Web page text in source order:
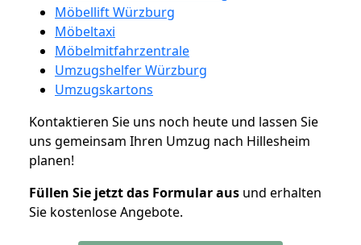
Möbellift Würzburg
Möbeltaxi
Möbelmitfahrzentrale
Umzugshelfer Würzburg
Umzugskartons
Kontaktieren Sie uns noch heute und lassen Sie
uns gemeinsam Ihren Umzug nach Hillesheim
planen!
Füllen Sie jetzt das Formular aus und erhalten
Sie kostenlose Angebote.